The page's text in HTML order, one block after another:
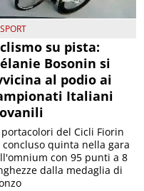
SPORT
su pista:
Bosonin si
al podio ai
Italiani
portacolori del Cicli Fiorin
concluso quinta nella gara
con 95 punti a 8
dalla medaglia di